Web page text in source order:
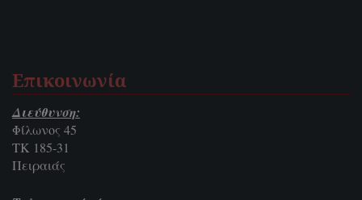
Επικοινωνία
Διεύθυνση:
Φίλωνος 45
ΤΚ 185-31
Πειραιάς